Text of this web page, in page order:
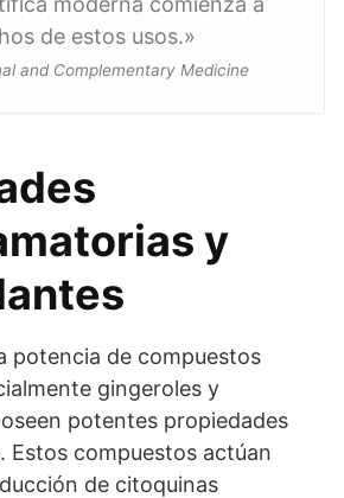
de estos usos.»
and Complementary Medicine
y
potencia de compuestos
gingeroles y
potentes propiedades
Estos compuestos actúan
de citoquinas